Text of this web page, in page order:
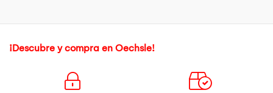
¡Descubre y compra en Oechsle!